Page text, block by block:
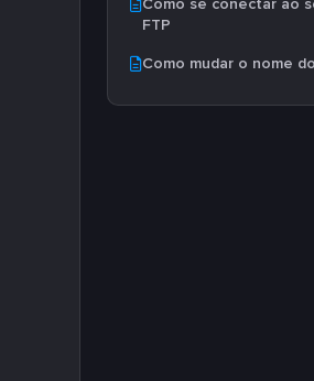
Como se conectar ao
FTP
Como mudar o nome